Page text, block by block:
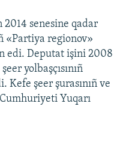
2014 senesine qadar
«Partiya regionov»
edi. Deputat işini 2008
yolbaşçısınıñ
şeer şurasınıñ ve
Yuqarı